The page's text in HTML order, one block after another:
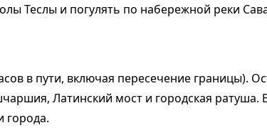
Теслы и погулять по набережной реки
в пути, включая пересечение границы).
Латинский мост и городская
города.